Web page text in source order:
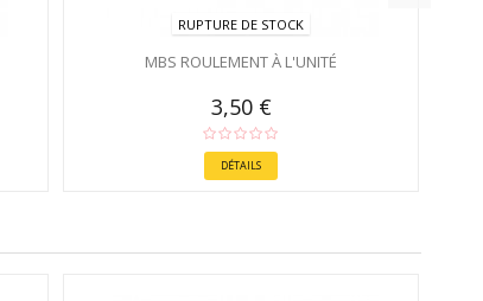
RUPTURE DE STOCK
MBS ROULEMENT À L'UNITÉ
3,50 €
DÉTAILS